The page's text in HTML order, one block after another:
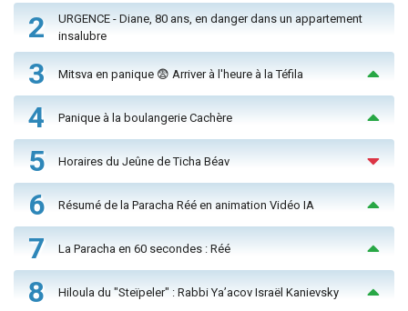
2
URGENCE - Diane, 80 ans, en danger dans un appartement
insalubre
3 Mitsva en panique 😨 Arriver à l'heure à la Téfila
4 Panique à la boulangerie Cachère
5 Horaires du Jeûne de Ticha Béav
6 Résumé de la Paracha Réé en animation Vidéo IA
7 La Paracha en 60 secondes : Réé
8 Hiloula du "Steïpeler" : Rabbi Ya’acov Israël Kanievsky